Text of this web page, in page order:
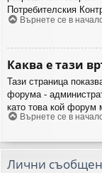
Потребителския
Върнете се в
Каква е тази
Тази страница
форума -
като това кой форум
Върнете се в
Лични